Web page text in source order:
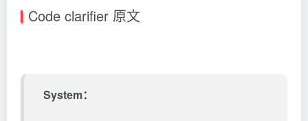
Code clarifier 原文
System：